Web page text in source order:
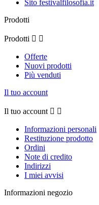
Sito festivalfilosofia.it
Prodotti
Prodotti  
Offerte
Nuovi prodotti
Più venduti
Il tuo account
Il tuo account  
Informazioni personali
Restituzione prodotto
Ordini
Note di credito
Indirizzi
I miei avvisi
Informazioni negozio